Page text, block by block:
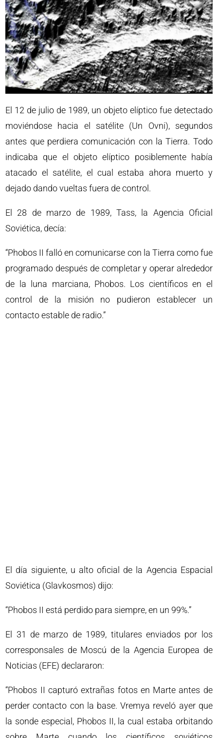
El 12 de julio de 1989, un objeto elíptico fue detectado
moviéndose hacia el satélite (Un Ovni), segundos
antes que perdiera comunicación con la Tierra. Todo
indicaba que el objeto elíptico posiblemente había
atacado el satélite, el cual estaba ahora muerto y
dejado dando vueltas fuera de control.
El 28 de marzo de 1989, Tass, la Agencia Oficial
Soviética, decía:
“Phobos II falló en comunicarse con la Tierra como fue
programado después de completar y operar alrededor
de la luna marciana, Phobos. Los científicos en el
control de la misión no pudieron establecer un
contacto estable de radio.”
El día siguiente, u alto oficial de la Agencia Espacial
Soviética (Glavkosmos) dijo:
“Phobos II está perdido para siempre, en un 99%.”
El 31 de marzo de 1989, titulares enviados por los
corresponsales de Moscú de la Agencia Europea de
Noticias (EFE) declararon:
“Phobos II capturó extrañas fotos en Marte antes de
perder contacto con la base. Vremya reveló ayer que
la sonde especial, Phobos II, la cual estaba orbitando